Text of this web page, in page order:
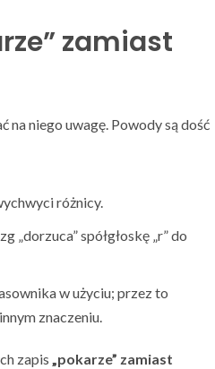
zamiast
na niego uwagę. Powody są dość
różnicy.
„dorzuca” spółgłoskę „r” do
w użyciu; przez to
znaczeniu.
zapis „pokarze” zamiast